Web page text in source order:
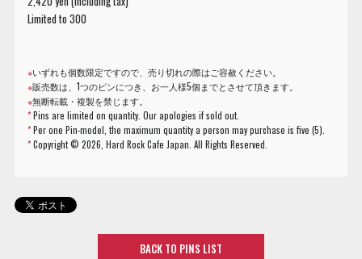
Limited to 300
※いずれも個数限定ですので、売り切れの際はご容赦ください。
※販売数は、1つのピンにつき、お一人様5個までとさせて頂きます。
※無断転載・複製を禁じます。
*Pins are limited on quantity. Our apologies if sold out.
*Per one Pin-model, the maximum quantity a person may purchase is five (5).
*Copyright ©2026, Hard Rock Cafe Japan. All Rights Reserved.
BACK TO PINS LIST